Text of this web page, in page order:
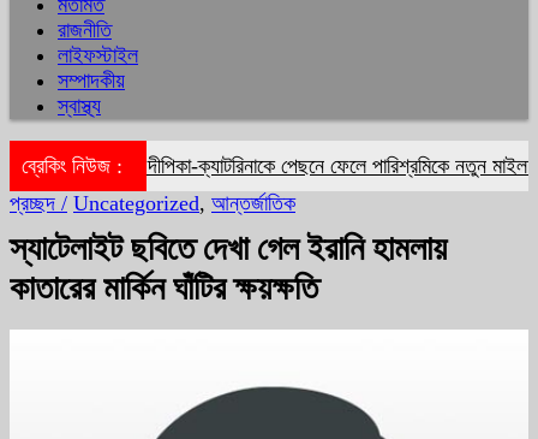
মতামত
রাজনীতি
লাইফস্টাইল
সম্পাদকীয়
স্বাস্থ্য
ব্রেকিং নিউজ :দীপিকা-ক্যাটরিনাকে পেছনে ফেলে পারিশ্রমিকে নতুন
প্রচ্ছদ / Uncategorized, আন্তর্জাতিক
স্যাটেলাইট ছবিতে দেখা গেল ইরানি হামলায়
কাতারের মার্কিন ঘাঁটির ক্ষয়ক্ষতি